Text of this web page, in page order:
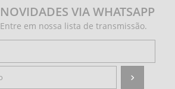
NOVIDADES VIA WHATSAPP
Entre em nossa lista de transmissão.